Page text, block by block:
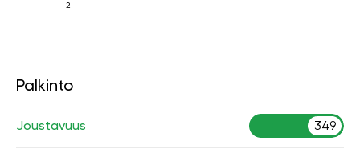
2
Palkinto
Joustavuus 349